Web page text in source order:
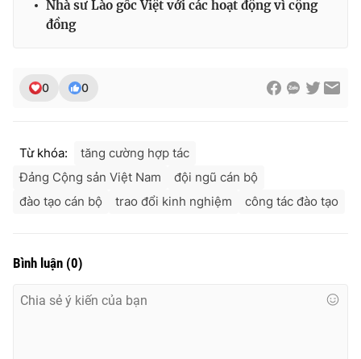
Ðiện thoại Thời báo VTV:024.66 897 897
Email:toasoan@vtv.vn
thuận bằng văn bản. Ghi rõ nguồn VTV.vn khi phát hành lại
Nhà sư Lào gốc Việt với các hoạt động vì cộng
đồng
0 0
Từ khóa:
tăng cường hợp tác
Đảng Cộng sản Việt Nam
đội ngũ cán bộ
đào tạo cán bộ
trao đổi kinh nghiệm công tác đào tạo
Bình luận (0)